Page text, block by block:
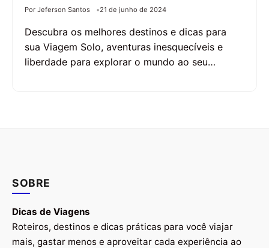
Por Jeferson Santos 21 de junho de 2024
Descubra os melhores destinos e dicas para
sua Viagem Solo, aventuras inesquecíveis e
liberdade para explorar o mundo ao seu…
SOBRE
Dicas de Viagens
Roteiros, destinos e dicas práticas para você viajar
mais, gastar menos e aproveitar cada experiência ao